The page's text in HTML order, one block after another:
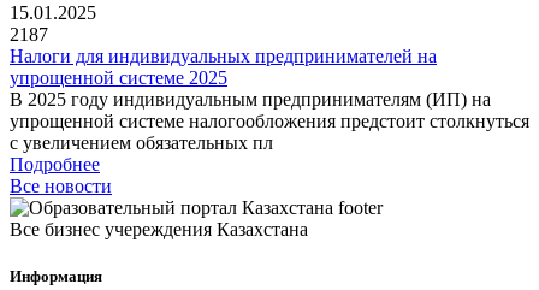
15.01.2025
2187
Налоги для индивидуальных предпринимателей на
упрощенной системе 2025
В 2025 году индивидуальным предпринимателям (ИП) на
упрощенной системе налогообложения предстоит столкнуться
с увеличением обязательных пл
Подробнее
Все новости
Все бизнес учереждения Казахстана
Информация